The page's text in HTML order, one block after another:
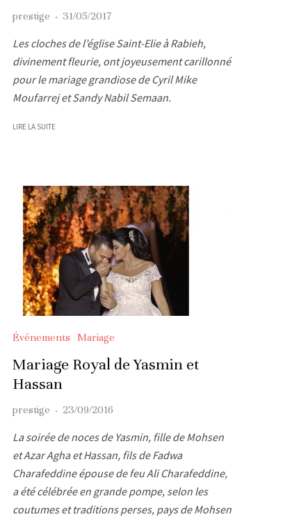
prestige · 31/05/2017
Les cloches de l’église Saint-Elie à Rabieh,
divinement fleurie, ont joyeusement carillonné
pour le mariage grandiose de Cyril Mike
Moufarrej et Sandy Nabil Semaan.
LIRE LA SUITE
Événements Mariage
Mariage Royal de Yasmin et
Hassan
prestige · 23/09/2016
La soirée de noces de Yasmin, fille de Mohsen
et Azar Agha et Hassan, fils de Fadwa
Charafeddine épouse de feu Ali Charafeddine,
a été célébrée en grande pompe, selon les
coutumes et traditions perses, pays de Mohsen